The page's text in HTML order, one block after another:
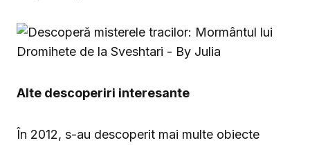
Alte descoperiri interesante
În 2012, s-au descoperit mai multe obiecte